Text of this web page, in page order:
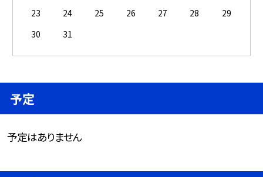
23
24 25 26 27 28
29
30
31
予定
予定はありません